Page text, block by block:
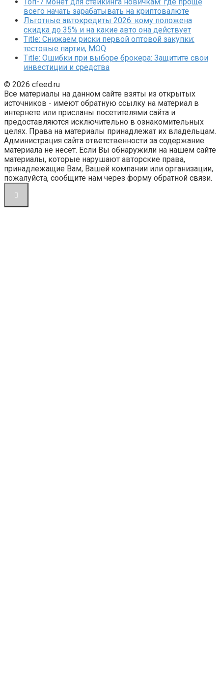
всего начать зарабатывать на криптовалюте
Льготные автокредиты 2026: кому положена
скидка до 35% и на какие авто она действует
Title: Снижаем риски первой оптовой закупки:
тестовые партии, MOQ
Title: Ошибки при выборе брокера: Защитите свои
инвестиции и средства
© 2026 cfeed.ru
Все материалы на данном сайте взяты из открытых
источников - имеют обратную ссылку на материал в
интернете или присланы посетителями сайта и
предоставляются исключительно в ознакомительных
целях. Права на материалы принадлежат их владельцам.
Администрация сайта ответственности за содержание
материала не несет. Если Вы обнаружили на нашем сайте
материалы, которые нарушают авторские права,
принадлежащие Вам, Вашей компании или организации,
пожалуйста, сообщите нам через форму обратной связи.